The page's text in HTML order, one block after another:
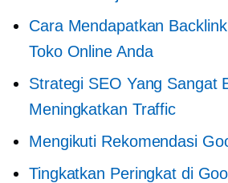
Cara Mendapatkan
Toko Online Anda
Strategi SEO Yang Sangat
Meningkatkan Traffic
Mengikuti Rekomendasi
Tingkatkan Peringkat di